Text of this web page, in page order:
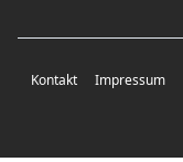
Kontakt Impressum